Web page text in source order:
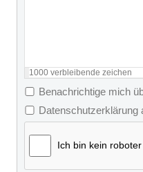
1000 verbleibende zeichen
Benachrichtige mich
Datenschutzerklärung
Ich bin kein roboter